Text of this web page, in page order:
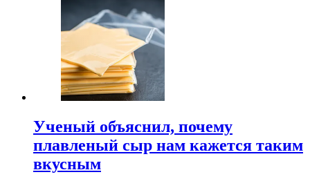
Ученый объяснил, почему
плавленый сыр нам кажется таким
вкусным